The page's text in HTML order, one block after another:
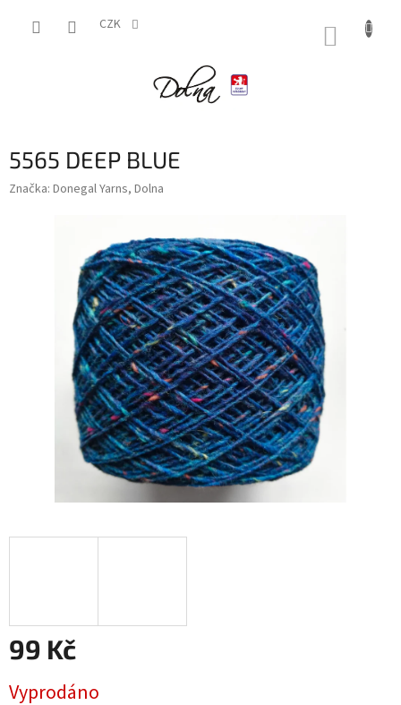
CZK
5565 DEEP BLUE
Značka: Donegal Yarns, Dolna
99 Kč
cena:
Vyprodáno